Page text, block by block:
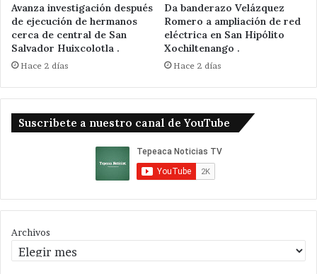
Avanza investigación después
de ejecución de hermanos
cerca de central de San
Salvador Huixcolotla .
Hace 2 días
Da banderazo Velázquez
Romero a ampliación de red
eléctrica en San Hipólito
Xochiltenango .
Hace 2 días
Suscribete a nuestro canal de YouTube
Archivos